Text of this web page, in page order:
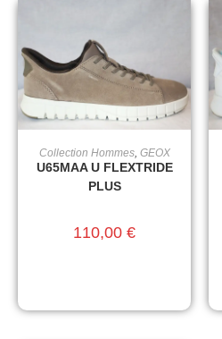
CHOIX DES OPTIONS
Collection Hommes, GEOX
U65MAA U FLEXTRIDE
PLUS
110,00 €